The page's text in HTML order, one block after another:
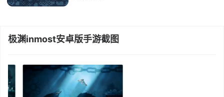
极渊inmost安卓版手游截图